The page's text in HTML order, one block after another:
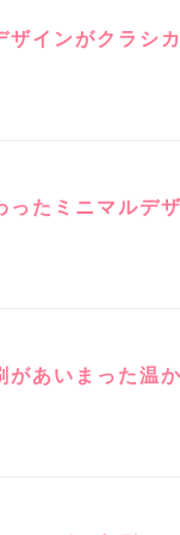
ザインがクラシ
ったミニマルデ
があいまった温